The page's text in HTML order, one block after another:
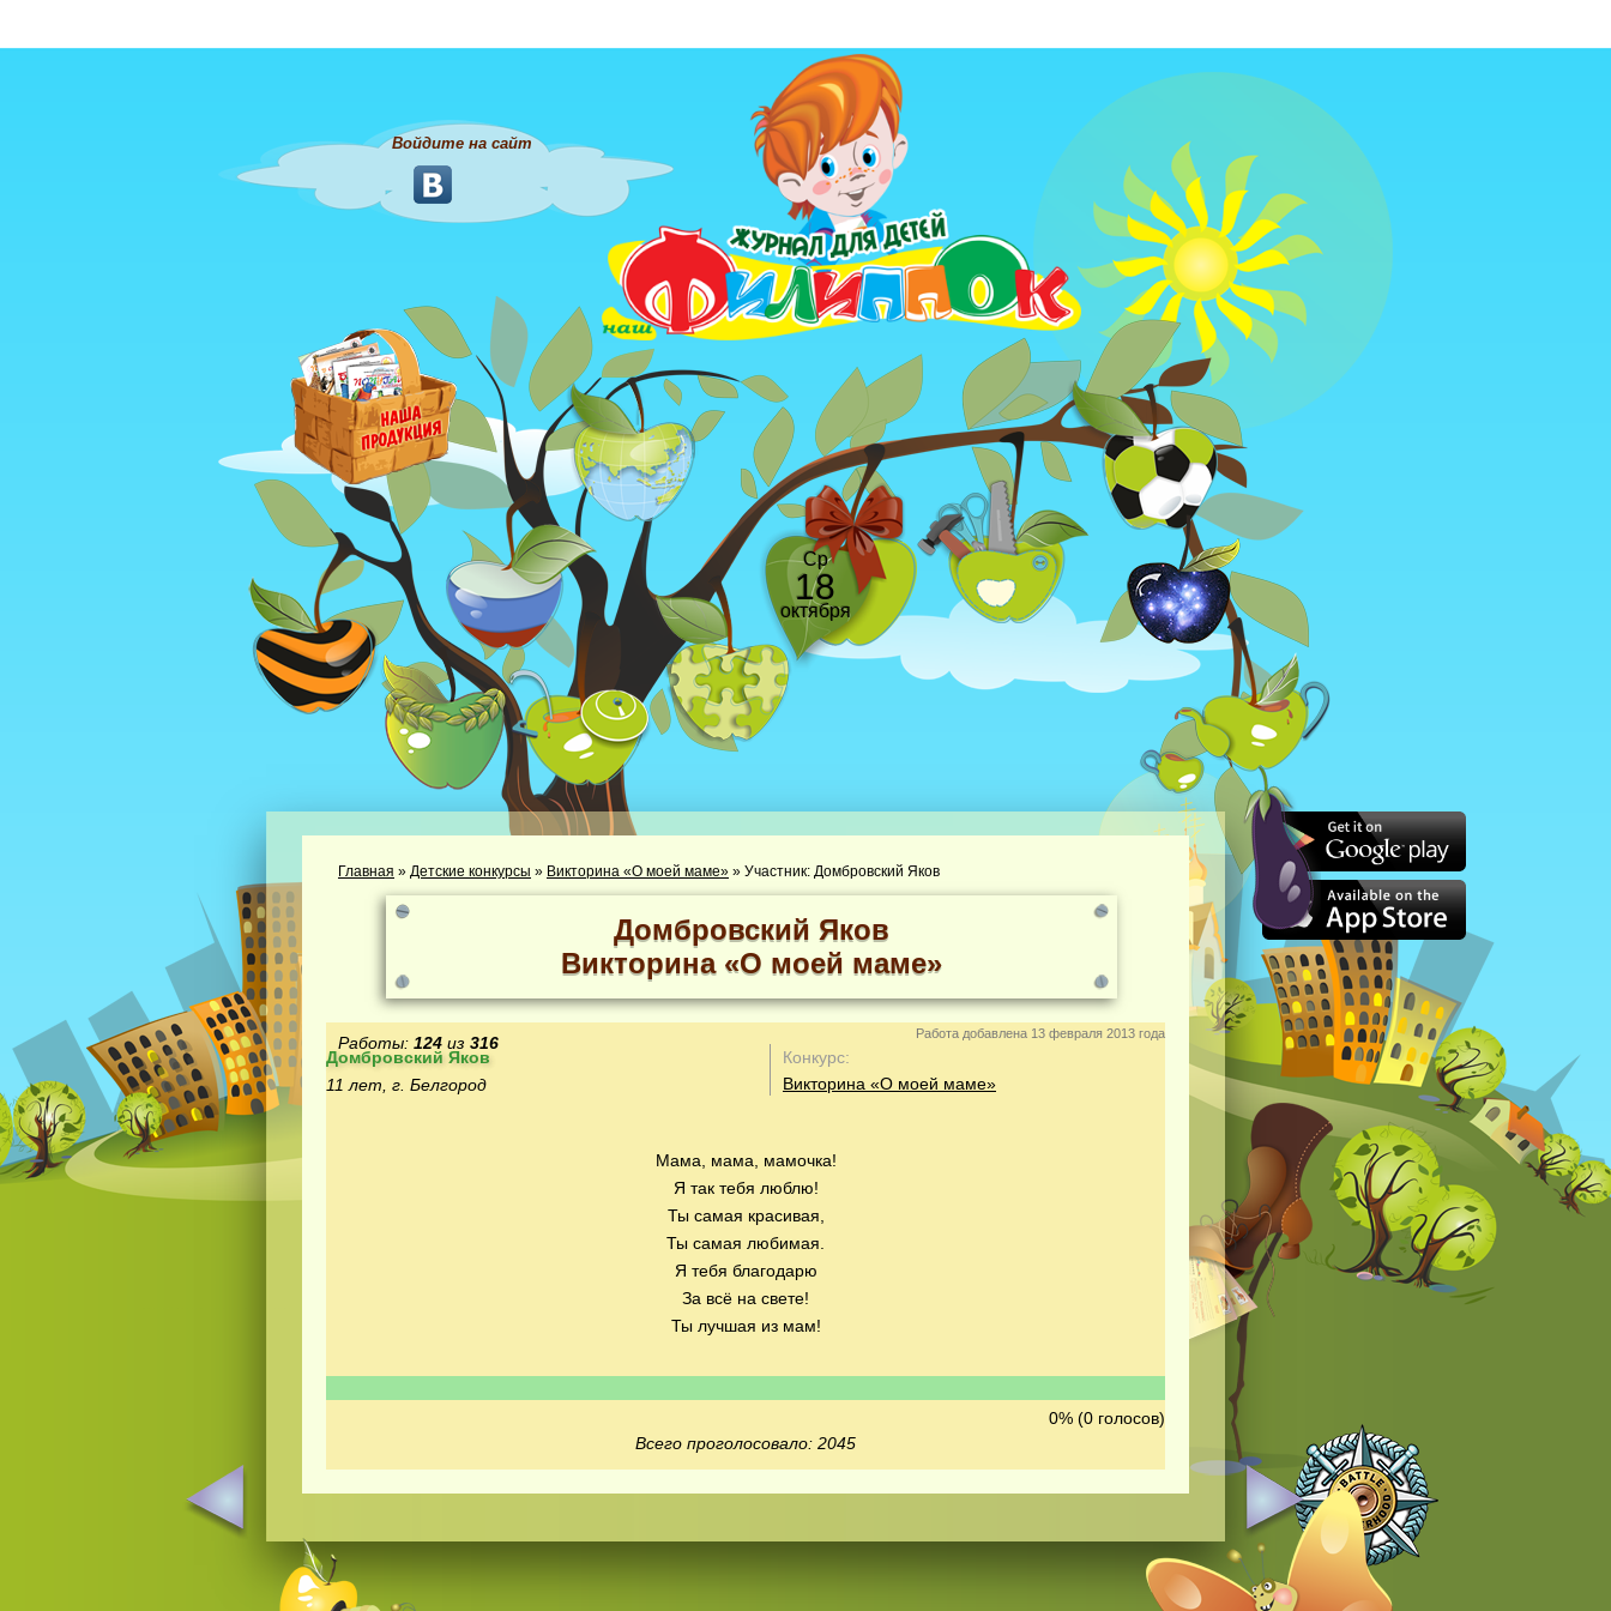
Войдите на сайт
Ср
18
октября
Главная » Детские конкурсы » Викторина «О моей маме» » Участник: Домбровский Яков
Домбровский Яков
Викторина «О моей маме»
Работы: 124 из 316 Работа добавлена 13 февраля 2013 года
Домбровский Яков
11 лет, г. Белгород
Конкурс:
Викторина «О моей маме»
Мама, мама, мамочка!
Я так тебя люблю!
Ты самая красивая,
Ты самая любимая.
Я тебя благодарю
За всё на свете!
Ты лучшая из мам!
0% (0 голосов)
Всего проголосовало: 2045